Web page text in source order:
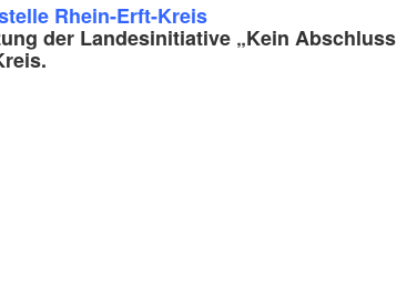
Rhein-Erft-Kreis
der Landesinitiative „Kein